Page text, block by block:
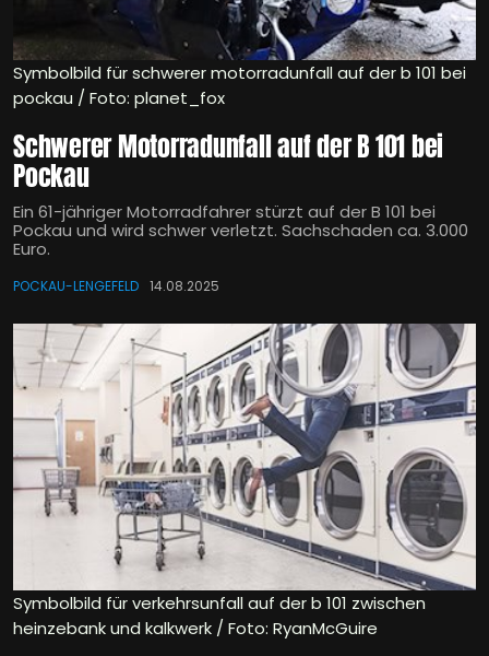
Symbolbild für schwerer motorradunfall auf der b 101 bei
pockau / Foto: planet_fox
Schwerer Motorradunfall auf der B 101 bei
Pockau
Ein 61-jähriger Motorradfahrer stürzt auf der B 101 bei
Pockau und wird schwer verletzt. Sachschaden ca. 3.000
Euro.
POCKAU-LENGEFELD 14.08.2025
Symbolbild für verkehrsunfall auf der b 101 zwischen
heinzebank und kalkwerk / Foto: RyanMcGuire